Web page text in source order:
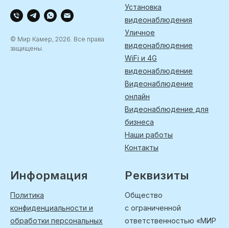
© Мир Камер, 2026. Все права
защищены.
Установка
видеонаблюдения
Уличное
видеонаблюдение
WiFi и 4G
видеонаблюдение
Видеонаблюдение
онлайн
Видеонаблюдение для
бизнеса
Наши работы
Контакты
Информация
Политика
конфиденциальности и
обработки персональных
Реквизиты
Общество
с ограниченной
ответственностью «МИР